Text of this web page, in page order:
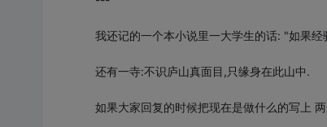
我还记的一个本小说里一大学生的话: "如果
还有一寺:不识庐山真面目,只缘身在此山中.
如果大家回复的时候把现在是做什么的写上